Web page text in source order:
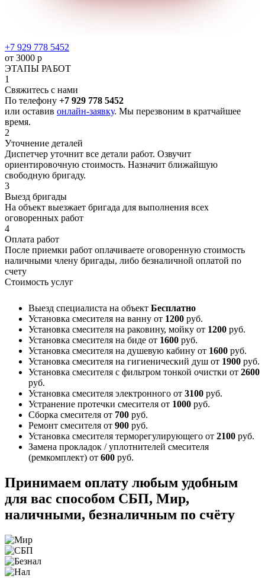
+7 929 778 5452
от 3000 р
ЭТАПЫ РАБОТ
1
Свяжитесь с нами
По телефону +7 929 778 5452
или оставив онлайн-заявку. Мы перезвоним в кратчайшее
время.
2
Уточнение деталей
Диспетчер уточнит все детали работ. Озвучит
ориентировочную стоимость. Назначит ближайшую
свободную бригаду.
3
Выезд бригады
На объект выезжает бригада для выполнения всех
оговоренных работ
4
Оплата работ
После приемки работ оплачиваете оговоренную стоимость
наличными члену бригады, либо безналичной оплатой по
счету
Стоимость услуг
Выезд специалиста на объект Бесплатно
Установка смесителя на ванну от 1200 руб.
Установка смесителя на раковину, мойку от 1200 руб.
Установка смесителя на биде от 1600 руб.
Установка смесителя на душевую кабину от 1600 руб.
Установка смесителя на гигиенический душ от 1900 руб.
Установка смесителя с фильтром тонкой очистки от 2600
руб.
Установка смесителя электронного от 3100 руб.
Устранение протечки смесителя от 1000 руб.
Сборка смесителя от 700 руб.
Ремонт смесителя от 900 руб.
Установка смесителя терморегулирующего от 2100 руб.
Замена прокладок / уплотнителей смесителя
(ремкомплект) от 600 руб.
Принимаем оплату любым удобным
для вас способом СБП, Мир,
наличными, безналичным по счёту